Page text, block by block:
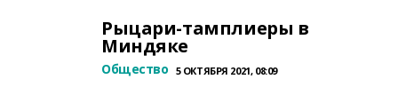
Рыцари-тамплиеры в
Миндяке
Общество 5 ОКТЯБРЯ 2021, 08:09